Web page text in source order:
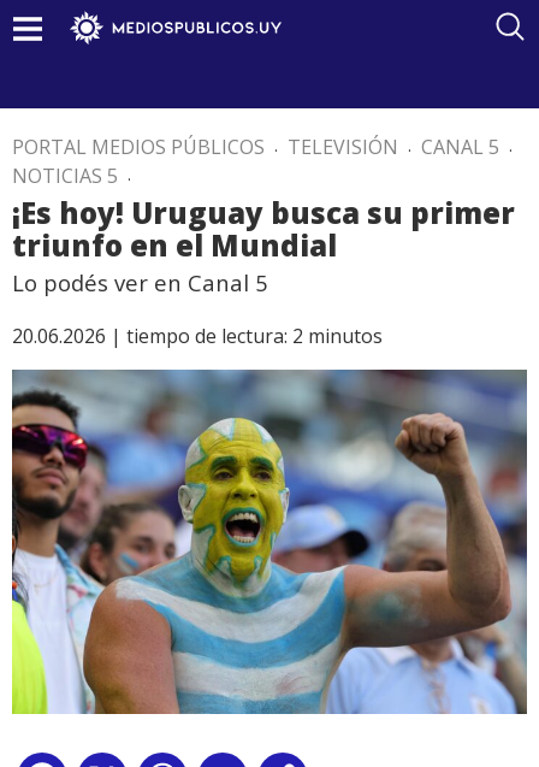
PORTAL MEDIOS PÚBLICOS . TELEVISIÓN . CANAL 5 .
NOTICIAS 5 .
¡Es hoy! Uruguay busca su primer
triunfo en el Mundial
Lo podés ver en Canal 5
20.06.2026 | tiempo de lectura: 2 minutos